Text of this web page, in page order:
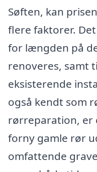
Søften, kan
flere faktorer.
for længden på
renoveres, samt
eksisterende
også kendt som
rørreparation, er
forny gamle rør
omfattende